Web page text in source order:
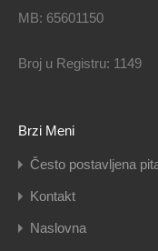
MB: 65601150
Broj u Registru: 1149
Brzi Meni
Često postavljena
Kontakt
Naslovna